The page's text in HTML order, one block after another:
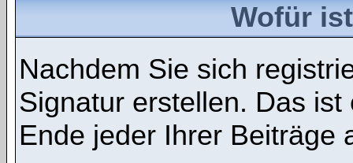
Wofür
Nachdem Sie sich
Signatur erstellen. Das
Ende jeder Ihrer Beiträge